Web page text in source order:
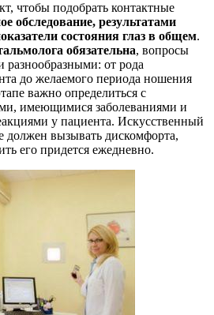
чтобы подобрать контактные
обследование, результатами
состояния глаз в общем.
обязательна, вопросы
разнообразными: от рода
до желаемого периода ношения
важно определиться с
имеющимися заболеваниями и
у пациента. Искусственный
должен вызывать дискомфорта,
его придется ежедневно.